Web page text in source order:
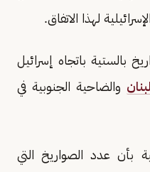
لهذا الاتفاق.
بالستية باتجاه إسرائيل
والضاحية الجنوبية في
بأن عدد الصواريخ التي